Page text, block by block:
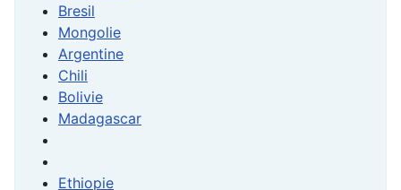
Bresil
Mongolie
Argentine
Chili
Bolivie
Madagascar
Ethiopie